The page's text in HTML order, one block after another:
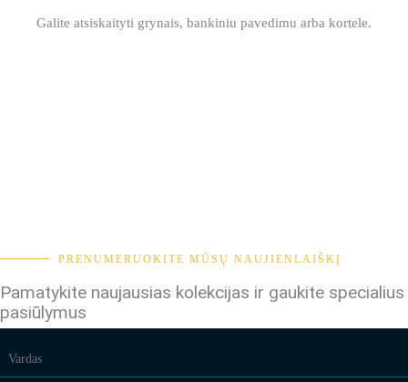
Galite atsiskaityti grynais, bankiniu pavedimu arba kortele.
PRENUMERUOKITE MŪSŲ NAUJIENLAIŠKĮ
Pamatykite naujausias kolekcijas ir gaukite specialius
pasiūlymus